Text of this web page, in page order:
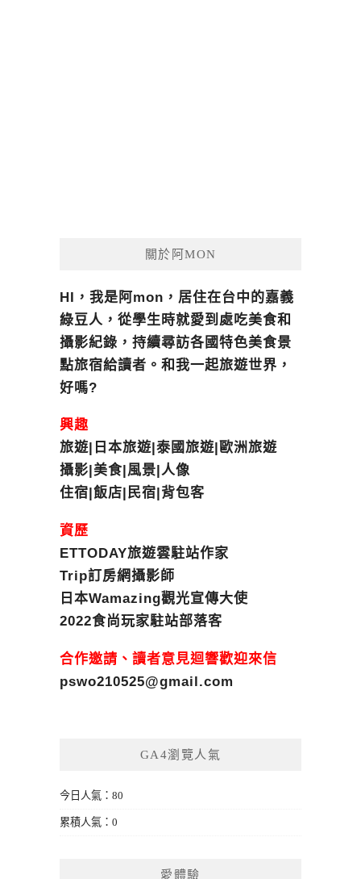
關於阿MON
HI，我是阿mon，居住在台中的嘉義
綠豆人，從學生時就愛到處吃美食和
攝影紀錄，持續尋訪各國特色美食景
點旅宿給讀者。和我一起旅遊世界，
好嗎?
興趣
旅遊|日本旅遊|泰國旅遊|歐洲旅遊
攝影|美食|風景|人像
住宿|飯店|民宿|背包客
資歷
ETTODAY旅遊雲駐站作家
Trip訂房網攝影師
日本Wamazing觀光宣傳大使
2022食尚玩家駐站部落客
合作邀請、讀者意見迴響歡迎來信
pswo210525@gmail.com
GA4瀏覽人氣
今日人氣：80
累積人氣：0
愛體驗